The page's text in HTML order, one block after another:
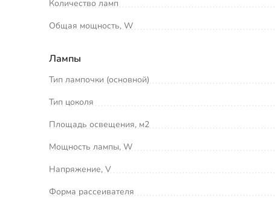
Количество ламп
Общая мощность, W
Лампы
Тип лампочки (основной)
Тип цоколя
Площадь освещения, м2
Мощность лампы, W
Напряжение, V
Форма рассеивателя